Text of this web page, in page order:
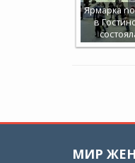
Ярмарка
в
МИР